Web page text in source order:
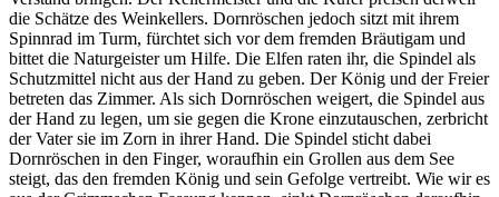
die Schätze des Weinkellers. Dornröschen jedoch sitzt mit ihrem
Spinnrad im Turm, fürchtet sich vor dem fremden Bräutigam und
bittet die Naturgeister um Hilfe. Die Elfen raten ihr, die Spindel als
Schutzmittel nicht aus der Hand zu geben. Der König und der Freier
betreten das Zimmer. Als sich Dornröschen weigert, die Spindel aus
der Hand zu legen, um sie gegen die Krone einzutauschen, zerbricht
der Vater sie im Zorn in ihrer Hand. Die Spindel sticht dabei
Dornröschen in den Finger, woraufhin ein Grollen aus dem See
steigt, das den fremden König und sein Gefolge vertreibt. Wie wir es